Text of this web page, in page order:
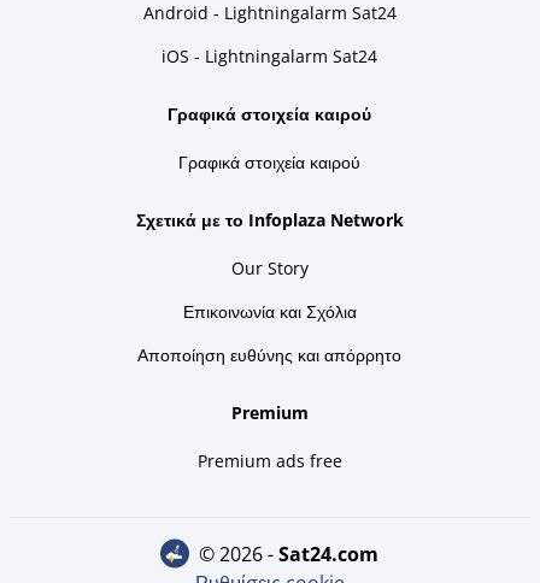
Android - Lightningalarm Sat24
iOS - Lightningalarm Sat24
Γραφικά στοιχεία καιρού
Γραφικά στοιχεία καιρού
Σχετικά με το Infoplaza Network
Our Story
Επικοινωνία και Σχόλια
Αποποίηση ευθύνης και απόρρητο
Premium
Premium ads free
© 2026 - sat24.com